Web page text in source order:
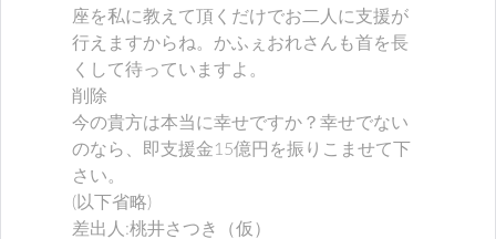
座を私に教えて頂くだけでお二人に支援が
行えますからね。かふぇおれさんも首を長
くして待っていますよ。
削除
今の貴方は本当に幸せですか？幸せでない
のなら、即支援金15億円を振りこませて下
さい。
(以下省略)
差出人:桃井さつき（仮）